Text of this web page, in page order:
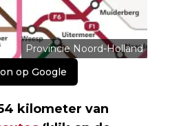
Provincie Noord-Holland
op Google
kilometer van